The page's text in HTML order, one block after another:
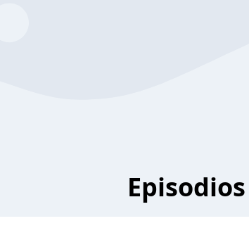
Episodios